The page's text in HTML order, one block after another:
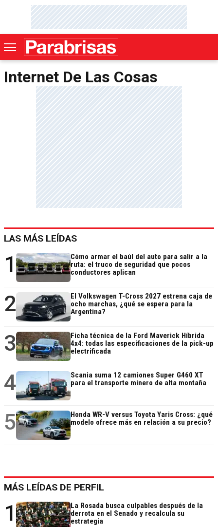
Internet De Las Cosas
LAS MÁS LEÍDAS
1
Cómo armar el baúl del auto para salir a la
ruta: el truco de seguridad que pocos
conductores aplican
2
El Volkswagen T-Cross 2027 estrena caja de
ocho marchas, ¿qué se espera para la
Argentina?
3
Ficha técnica de la Ford Maverick Híbrida
4x4: todas las especificaciones de la pick-up
electrificada
4
Scania suma 12 camiones Super G460 XT
para el transporte minero de alta montaña
5
Honda WR-V versus Toyota Yaris Cross: ¿qué
modelo ofrece más en relación a su precio?
MÁS LEÍDAS DE PERFIL
1
La Rosada busca culpables después de la
derrota en el Senado y recalcula su
estrategia